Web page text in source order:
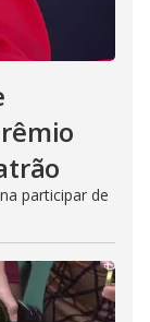
participar de